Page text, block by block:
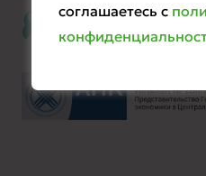
соглашаетесь с